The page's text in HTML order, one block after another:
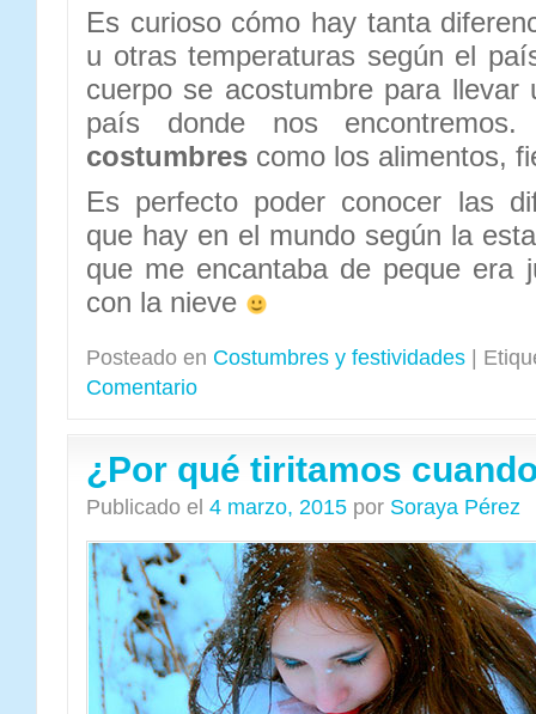
Es curioso cómo hay tanta
u otras temperaturas según el
cuerpo se acostumbre para llevar
país donde nos
costumbres como los alimentos,
Es perfecto poder conocer las
que hay en el mundo según la
que me encantaba de peque era
con la nieve
Posteado en Costumbres y festividades
Comentario
¿Por qué tiritamos
Publicado el 4 marzo, 2015 por Soraya Pérez